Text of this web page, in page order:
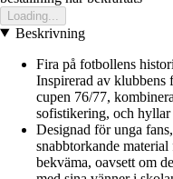
Loading...
Beskrivning
Fira på fotbollens
Inspirerad av klubbens
cupen 76/77,
sofistikering, och hyllar
Designad för unga
snabbtorkande
bekväma, oavsett om